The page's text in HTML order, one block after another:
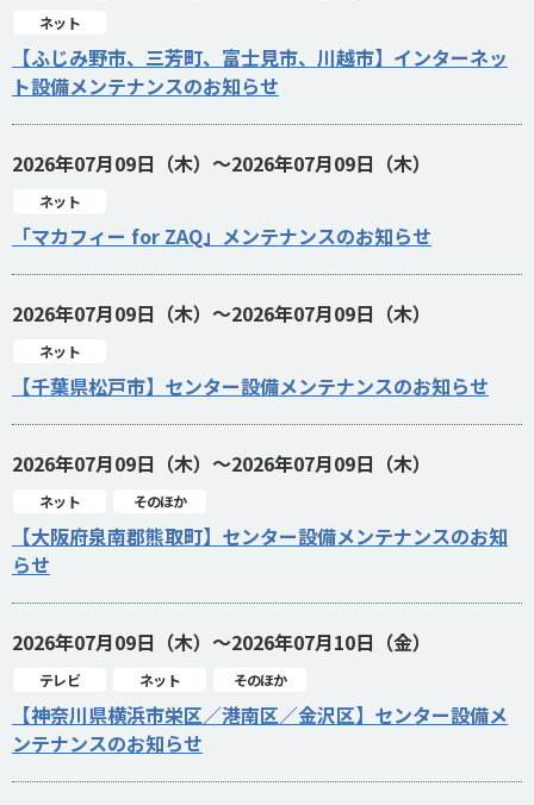
ネット
【ふじみ野市、三芳町、富士見市、川越市】インターネッ
ト設備メンテナンスのお知らせ
2026年07月09日（木）～2026年07月09日（木）
ネット
「マカフィー for ZAQ」メンテナンスのお知らせ
2026年07月09日（木）～2026年07月09日（木）
ネット
【千葉県松戸市】センター設備メンテナンスのお知らせ
2026年07月09日（木）～2026年07月09日（木）
ネット そのほか
【大阪府泉南郡熊取町】センター設備メンテナンスのお知
らせ
2026年07月09日（木）～2026年07月10日（金）
テレビ ネット そのほか
【神奈川県横浜市栄区／港南区／金沢区】センター設備メ
ンテナンスのお知らせ